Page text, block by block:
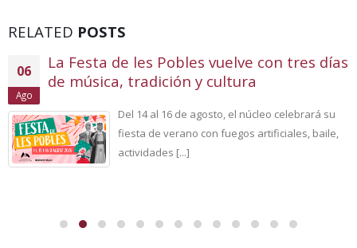
RELATED POSTS
06
Ago
La Festa de les Pobles vuelve con tres días
de música, tradición y cultura
Del 14 al 16 de agosto, el núcleo celebrará su
fiesta de verano con fuegos artificiales, baile,
actividades [...]